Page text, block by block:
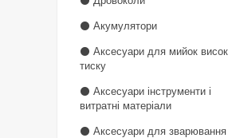
⚫ Акумулятори
⚫ Аксесуари для мийок
тиску
⚫ Аксесуари інструменти і
витратні матеріали
⚫ Аксесуари для зварювання